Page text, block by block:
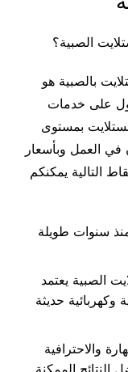
الصبية؟
بالصبية هو
على خدمات
بمستوى
في العمل وبأسعار
التالية يمكنكم
منذ سنوات طويلة
الصبية يعتمد
حديثة
والاحترافية